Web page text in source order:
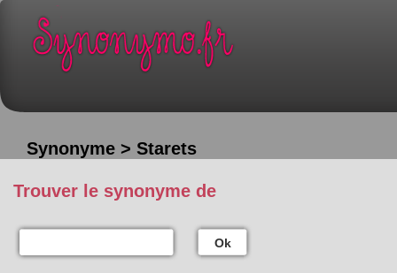
Synonyme > Starets
Trouver le synonyme de
Ok